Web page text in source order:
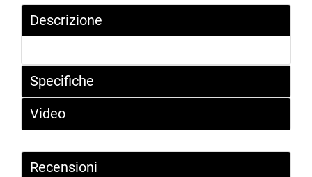
Descrizione
Specifiche
Video
Recensioni